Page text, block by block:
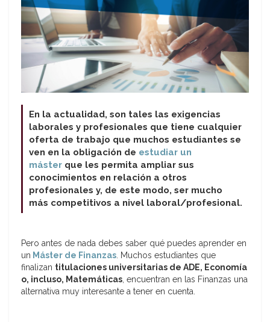
En la actualidad, son tales las exigencias
laborales y profesionales que tiene cualquier
oferta de trabajo que muchos estudiantes se
ven en la obligación de estudiar un
máster que les permita ampliar sus
conocimientos en relación a otros
profesionales y, de este modo, ser mucho
más competitivos a nivel laboral/profesional.
Pero antes de nada debes saber qué puedes aprender en
un Máster de Finanzas. Muchos estudiantes que
finalizan titulaciones universitarias de ADE, Economía
o, incluso, Matemáticas, encuentran en las Finanzas una
alternativa muy interesante a tener en cuenta.